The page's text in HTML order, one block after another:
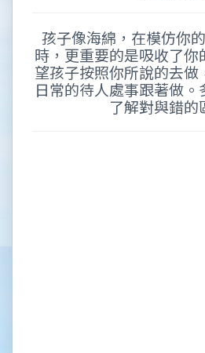
孩子像海綿，在模仿你
時，更重要的是吸收了
望孩子按照你所說的去
日常的待人處事跟著做
了解對與錯的